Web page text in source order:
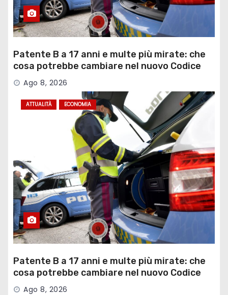
Patente B a 17 anni e multe più mirate: che
cosa potrebbe cambiare nel nuovo Codice
della Strada
Ago 8, 2026
ATTUALITÀ ECONOMIA
Patente B a 17 anni e multe più mirate: che
cosa potrebbe cambiare nel nuovo Codice
della Strada
Ago 8, 2026